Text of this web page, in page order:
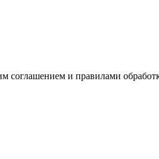
соглашением и правилами